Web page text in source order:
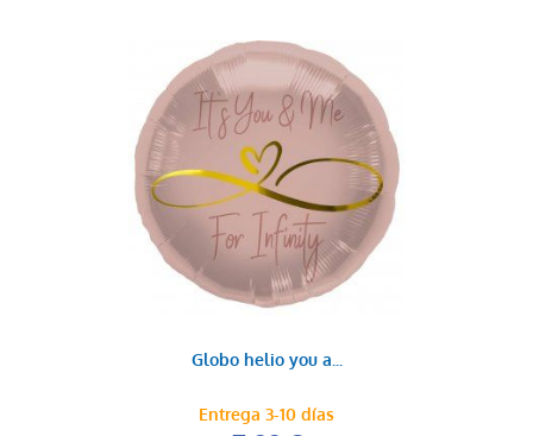
AÑADIR AL CARRITO
3,99 €
Globo helio you a...
Entrega 3-10 días